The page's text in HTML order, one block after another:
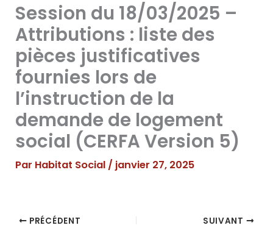
Session du 18/03/2025 –
Attributions : liste des
pièces justificatives
fournies lors de
l’instruction de la
demande de logement
social (CERFA Version 5)
Par Habitat Social / janvier 27, 2025
PRÉCÉDENT SUIVANT